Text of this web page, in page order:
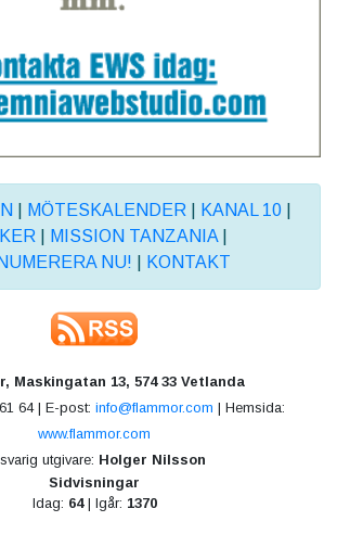
MÖTESKALENDER KANAL 10|
MISSION TANZANIA|
NU!
KONTAKT
Maskingatan 13, 574 33 Vetlanda
64 | E-post: info@flammor.com | Hemsida:
www.flammor.com
utgivare: Holger Nilsson
Sidvisningar
Idag: 64| Igår: 1370